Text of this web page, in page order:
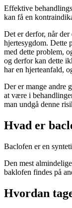
Effektive
kan få en
Det er derfor, når
hjertesygdom. Dette
med dette problem,
og derfor kan dette
har en hjerteanfald,
Der er mange andre
at være i
man undgå denne
Hvad er
Baclofen er en
Den mest
baklofen findes på
Hvordan